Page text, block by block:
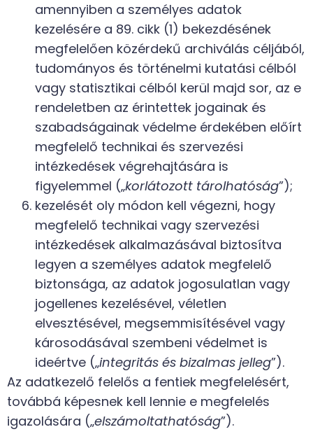
amennyiben a személyes adatok
kezelésére a 89. cikk (1) bekezdésének
megfelelően közérdekű archiválás céljából,
tudományos és történelmi kutatási célból
vagy statisztikai célból kerül majd sor, az e
rendeletben az érintettek jogainak és
szabadságainak védelme érdekében előírt
megfelelő technikai és szervezési
intézkedések végrehajtására is
figyelemmel („korlátozott tárolhatóság”);
kezelését oly módon kell végezni, hogy
megfelelő technikai vagy szervezési
intézkedések alkalmazásával biztosítva
legyen a személyes adatok megfelelő
biztonsága, az adatok jogosulatlan vagy
jogellenes kezelésével, véletlen
elvesztésével, megsemmisítésével vagy
károsodásával szembeni védelmet is
ideértve („integritás és bizalmas jelleg”).
Az adatkezelő felelős a fentiek megfelelésért,
továbbá képesnek kell lennie e megfelelés
igazolására („elszámoltathatóság”).